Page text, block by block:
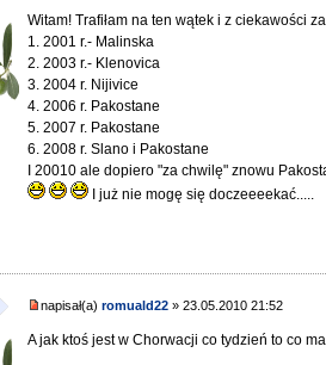
Witam! Trafiłam na ten wątek i z ciekawości
1. 2001 r.- Malinska
2. 2003 r.- Klenovica
3. 2004 r. Nijivice
4. 2006 r. Pakostane
5. 2007 r. Pakostane
6. 2008 r. Slano i Pakostane
I 20010 ale dopiero "za chwilę" znowu
I już nie mogę się doczeeeekać.....
napisał(a)romuald22 » 23.05.2010 21:52
A jak ktoś jest w Chorwacji co tydzień to co